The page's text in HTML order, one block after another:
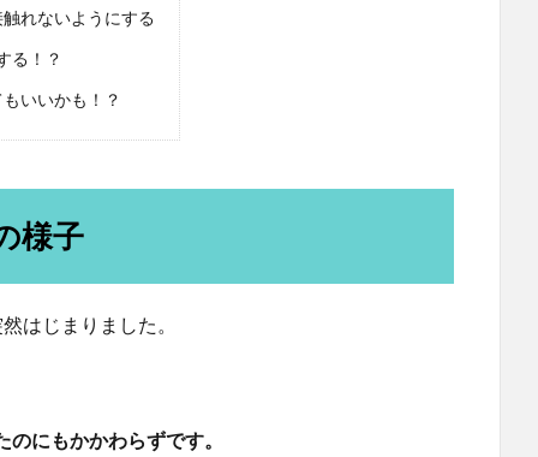
れないようにする
る！？
いいかも！？
様子
はじまりました。
にもかかわらずです。